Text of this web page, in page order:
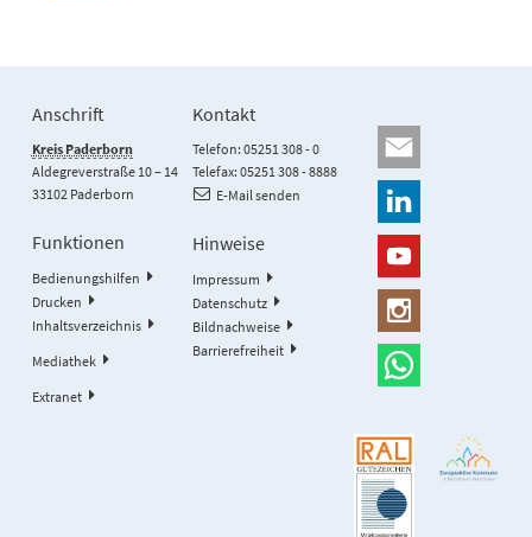
Anschrift
Kreis Paderborn
Aldegreverstraße 10 – 14
33102 Paderborn
Kontakt
Telefon: 05251 308 - 0
Telefax: 05251 308 - 8888
E-Mail senden
Funktionen
Bedienungshilfen
Drucken
Inhaltsverzeichnis
Mediathek
Extranet
Hinweise
Impressum
Datenschutz
Bildnachweise
Barrierefreiheit